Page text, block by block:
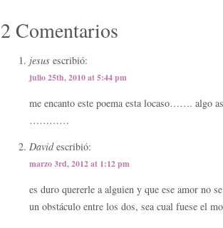
2 Comentarios
jesus escribió:
julio 25th, 2010 at 5:44 pm
me encanto este poema esta locaso……. algo
…………
Davidescribió:
marzo 3rd, 2012 at 1:12 pm
es duro quererle a alguien y que ese amor no
un obstáculo entre los dos, sea cual fuese el